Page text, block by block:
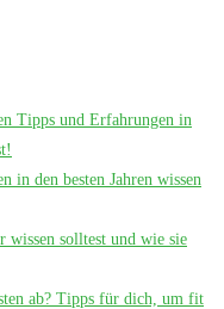
Tipps und Erfahrungen in
in den besten Jahren wissen
wissen solltest und wie sie
ab? Tipps für dich, um fit